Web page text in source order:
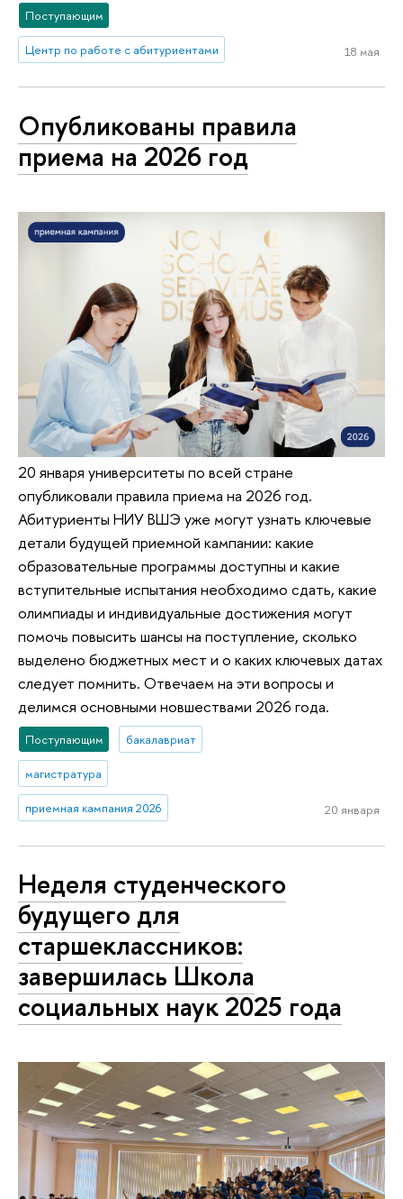
Поступающим
Центр по работе с абитуриентами 18 мая
Опубликованы правила
приема на 2026 год
20 января университеты по всей стране
опубликовали правила приема на 2026 год.
Абитуриенты НИУ ВШЭ уже могут узнать ключевые
детали будущей приемной кампании: какие
образовательные программы доступны и какие
вступительные испытания необходимо сдать, какие
олимпиады и индивидуальные достижения могут
помочь повысить шансы на поступление, сколько
выделено бюджетных мест и о каких ключевых датах
следует помнить. Отвечаем на эти вопросы и
делимся основными новшествами 2026 года.
Поступающим бакалавриат
магистратура
приемная кампания 2026 20 января
Неделя студенческого
будущего для
старшеклассников:
завершилась Школа
социальных наук 2025 года